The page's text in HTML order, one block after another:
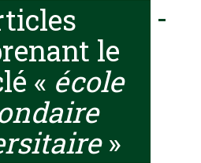
le
« école
»